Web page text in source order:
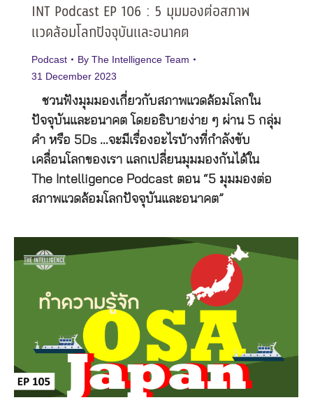
INT Podcast EP 106 : 5 มุมมองต่อสภาพ
แวดล้อมโลกปัจจุบันและอนาคต
Podcast By The Intelligence Team
31 December 2023
ชวนฟังมุมมองเกี่ยวกับสภาพแวดล้อมโลกใน
ปัจจุบันและอนาคต โดยอธิบายง่าย ๆ ผ่าน 5 กลุ่ม
คำ หรือ 5Ds …จะมีเรื่องอะไรบ้างที่กำลังขับ
เคลื่อนโลกของเรา แลกเปลี่ยนมุมมองกันได้ใน
The Intelligence Podcast ตอน “5 มุมมองต่อ
สภาพแวดล้อมโลกปัจจุบันและอนาคต”